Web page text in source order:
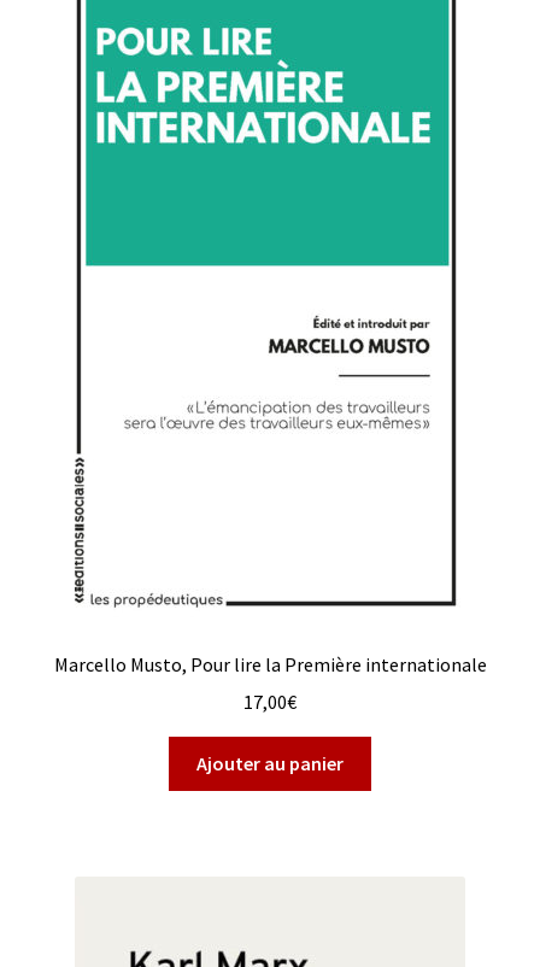
Marcello Musto, Pour lire la Première internationale
17,00€
Ajouter au panier